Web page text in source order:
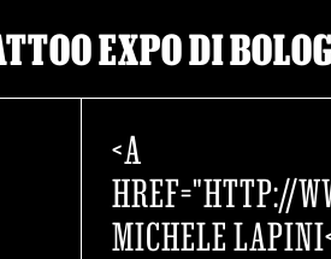
EXPO DI
<A
HREF="HTTP://
MICHELE